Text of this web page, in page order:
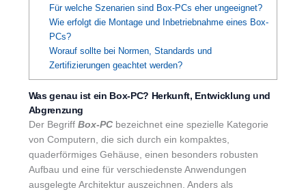
Für welche Szenarien sind Box-PCs eher ungeeignet?
Wie erfolgt die Montage und Inbetriebnahme eines Box-
PCs?
Worauf sollte bei Normen, Standards und
Zertifizierungen geachtet werden?
Was genau ist ein Box-PC? Herkunft, Entwicklung und
Abgrenzung
Der Begriff Box-PCbezeichnet eine spezielle Kategorie
von Computern, die sich durch ein kompaktes,
quaderförmiges Gehäuse, einen besonders robusten
Aufbau und eine für verschiedenste Anwendungen
ausgelegte Architektur auszeichnen. Anders als